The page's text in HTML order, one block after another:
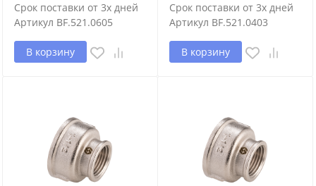
Срок поставки от 3х дней
Артикул BF.521.0605
В корзину
Срок поставки от 3х дней
Артикул BF.521.0403
В корзину